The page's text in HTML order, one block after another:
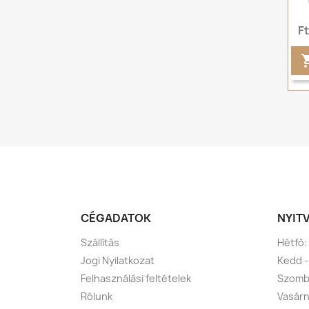
CÉGADATOK
Szállítás
Jogi Nyilatkozat
Felhasználási feltételek
Rólunk
Hétfő:
Kedd